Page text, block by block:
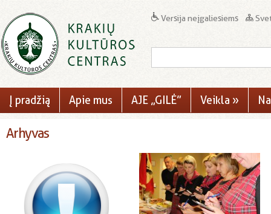
Versija neįgaliesiems
Į pradžią Apie mus AJE „GILĖ” Veikla »
Arhyvas